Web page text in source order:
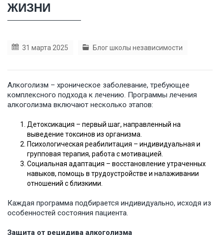
ЖИЗНИ
31 марта 2025 Блог школы независимости
Алкоголизм – хроническое заболевание, требующее
комплексного подхода к лечению. Программы лечения
алкоголизма включают несколько этапов:
Детоксикация – первый шаг, направленный на
выведение токсинов из организма.
Психологическая реабилитация – индивидуальная и
групповая терапия, работа с мотивацией.
Социальная адаптация – восстановление утраченных
навыков, помощь в трудоустройстве и налаживании
отношений с близкими.
Каждая программа подбирается индивидуально, исходя из
особенностей состояния пациента.
Защита от рецидива алкоголизма